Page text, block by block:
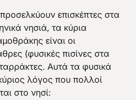
επισκέπτες στα
νησιά, τα κύρια
είναι οι
(φυσικές πισίνες στα
Αυτά τα φυσικά
λόγος που πολλοί
στο νησί: